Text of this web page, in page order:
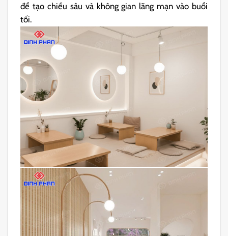
để tạo chiều sâu và không gian lãng mạn vào buổi
tối.